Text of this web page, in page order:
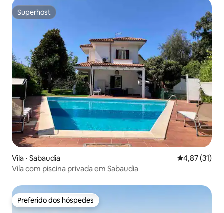
Superhost
Superhost
Vila ⋅ Sabaudia 4,87 de uma
4,87 (31)
Vila com piscina privada em Sabaudia
Preferido dos hóspedes
Preferido dos hóspedes